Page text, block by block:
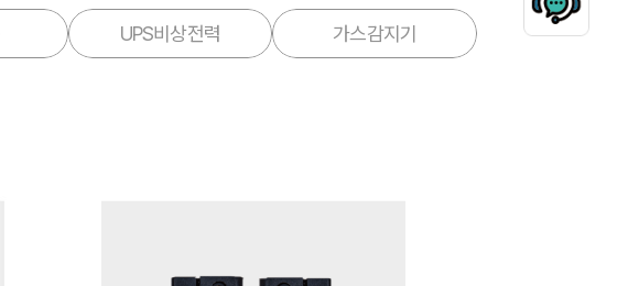
UPS비상전력 가스감지기